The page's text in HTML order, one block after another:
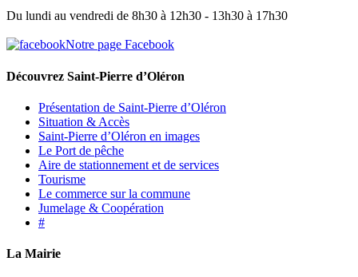
Du lundi au vendredi de 8h30 à 12h30 - 13h30 à 17h30
Notre page Facebook
Découvrez Saint-Pierre d’Oléron
Présentation de Saint-Pierre d’Oléron
Situation & Accès
Saint-Pierre d’Oléron en images
Le Port de pêche
Aire de stationnement et de services
Tourisme
Le commerce sur la commune
Jumelage & Coopération
#
La Mairie